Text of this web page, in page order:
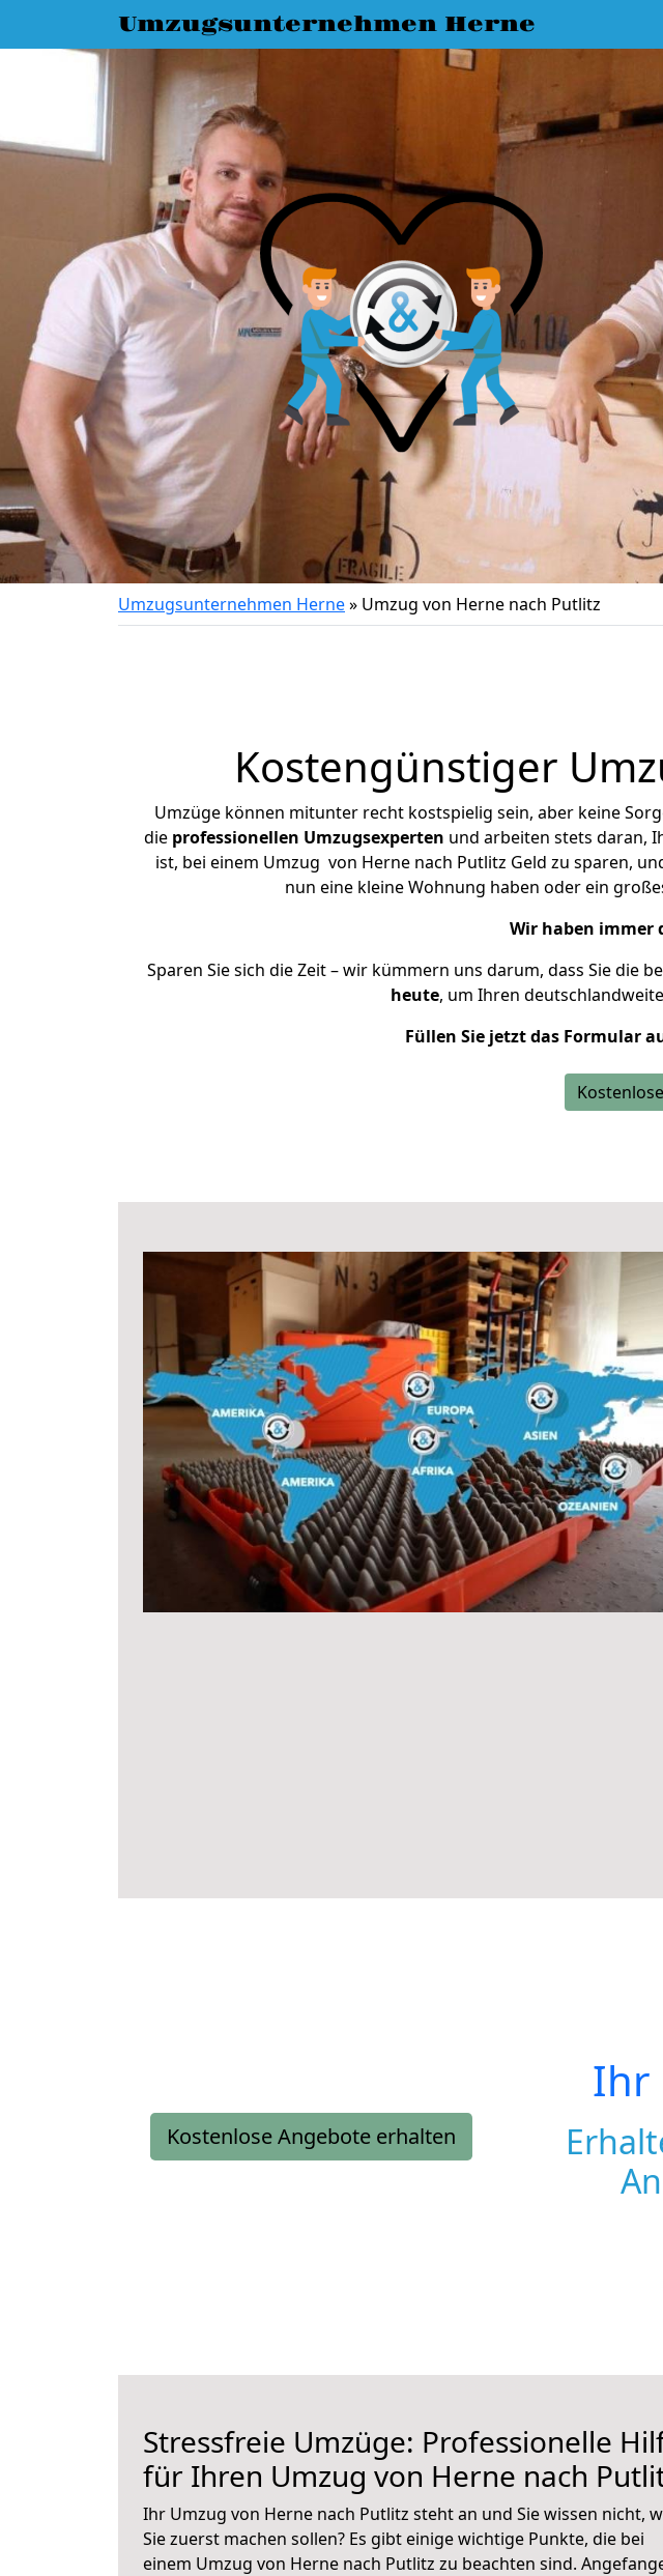
Umzugsunternehmen Herne
Umzugsunternehmen Herne» Umzug von Herne nach Putlitz
Kostengünstiger
Umzüge können mitunter recht kostspielig sein, aber keine
die professionellen Umzugsexperten und arbeiten stets daran,
ist, bei einem Umzug von Herne nach Putlitz Geld zu sparen,
nun eine kleine Wohnung haben oder ein
Wir haben immer
Sparen Sie sich die Zeit – wir kümmern uns darum, dass Sie die
heute, um Ihren
Füllen Sie jetzt das Formular
Kostenlose Angebote erhalten
Ihr
Stressfreie Umzüge: Professionelle
für Ihren Umzug von Herne nach
Ihr Umzug von Herne nach Putlitz steht an und Sie wissen nicht,
Sie zuerst machen sollen? Es gibt einige wichtige Punkte, die bei
einem Umzug von Herne nach Putlitz zu beachten sind.